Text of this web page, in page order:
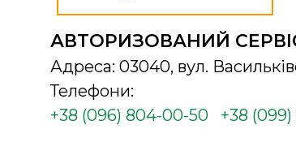
АВТОРИЗОВАНИЙ
Адреса: 03040, вул.
Телефони:
+38 (096) 804-00-50
+38